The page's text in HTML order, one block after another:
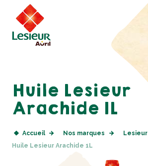
Aller à la navigation principale
Aller au contenu principal
Aller au pied de page
Huile Lesieur
Arachide 1L
Accueil Nos marques
Lesieur
Huile Lesieur Arachide 1L